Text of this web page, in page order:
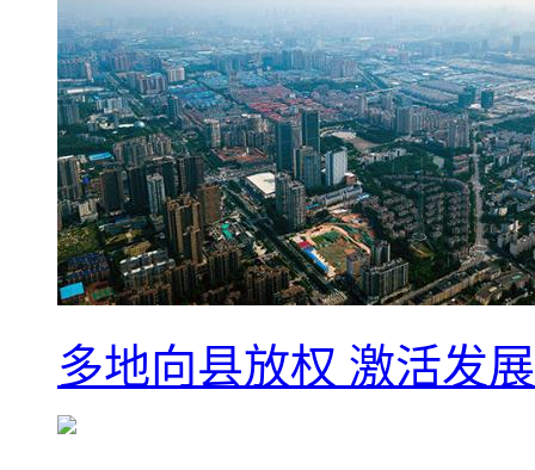
多地向县放权 激活发